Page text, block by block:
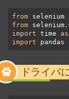
from selenium
from
import time as
import pandas
ドライバ